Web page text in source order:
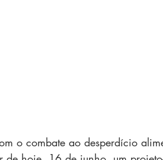
o combate ao desperdício